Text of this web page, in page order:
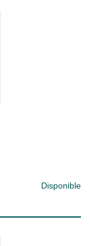
Disponible